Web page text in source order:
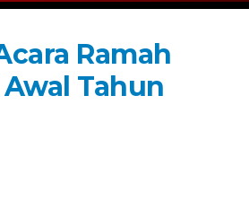
Ramah
Tahun